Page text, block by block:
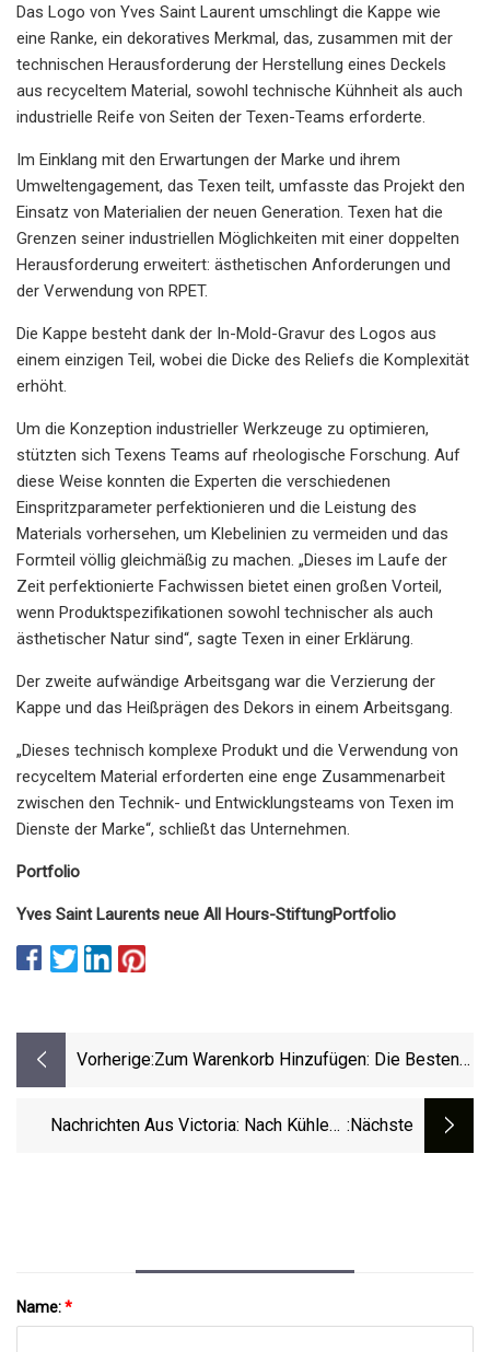
Das Logo von Yves Saint Laurent umschlingt die Kappe wie
eine Ranke, ein dekoratives Merkmal, das, zusammen mit der
technischen Herausforderung der Herstellung eines Deckels
aus recyceltem Material, sowohl technische Kühnheit als auch
industrielle Reife von Seiten der Texen-Teams erforderte.
Im Einklang mit den Erwartungen der Marke und ihrem
Umweltengagement, das Texen teilt, umfasste das Projekt den
Einsatz von Materialien der neuen Generation. Texen hat die
Grenzen seiner industriellen Möglichkeiten mit einer doppelten
Herausforderung erweitert: ästhetischen Anforderungen und
der Verwendung von RPET.
Die Kappe besteht dank der In-Mold-Gravur des Logos aus
einem einzigen Teil, wobei die Dicke des Reliefs die Komplexität
erhöht.
Um die Konzeption industrieller Werkzeuge zu optimieren,
stützten sich Texens Teams auf rheologische Forschung. Auf
diese Weise konnten die Experten die verschiedenen
Einspritzparameter perfektionieren und die Leistung des
Materials vorhersehen, um Klebelinien zu vermeiden und das
Formteil völlig gleichmäßig zu machen. „Dieses im Laufe der
Zeit perfektionierte Fachwissen bietet einen großen Vorteil,
wenn Produktspezifikationen sowohl technischer als auch
ästhetischer Natur sind“, sagte Texen in einer Erklärung.
Der zweite aufwändige Arbeitsgang war die Verzierung der
Kappe und das Heißprägen des Dekors in einem Arbeitsgang.
„Dieses technisch komplexe Produkt und die Verwendung von
recyceltem Material erforderten eine enge Zusammenarbeit
zwischen den Technik- und Entwicklungsteams von Texen im
Dienste der Marke“, schließt das Unternehmen.
Portfolio
Yves Saint Laurents neue All Hours-StiftungPortfolio
Vorherige:Zum Warenkorb Hinzufügen: Die Besten
2023
Nachrichten Aus Victoria: Nach Kühlem, :nächste
Name:*